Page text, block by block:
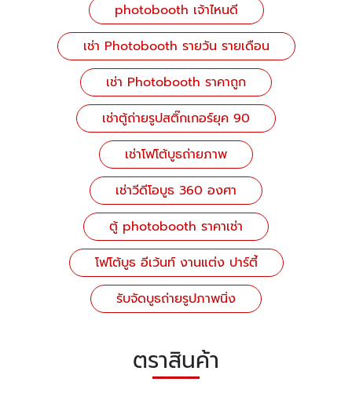
photobooth เจ้าไหนดี
เช่า Photobooth รายวัน รายเดือน
เช่า Photobooth ราคาถูก
เช่าตู้ถ่ายรูปสติ๊กเกอร์ยุค 90
เช่าโฟโต้บูธถ่ายภาพ
เช่าวีดีโอบูธ 360 องศา
ตู้ photobooth ราคาเช่า
โฟโต้บูธ อีเว้นท์ งานแต่ง ปาร์ตี้
รับจัดบูธถ่ายรูปภาพนิ่ง
ตราสินค้า